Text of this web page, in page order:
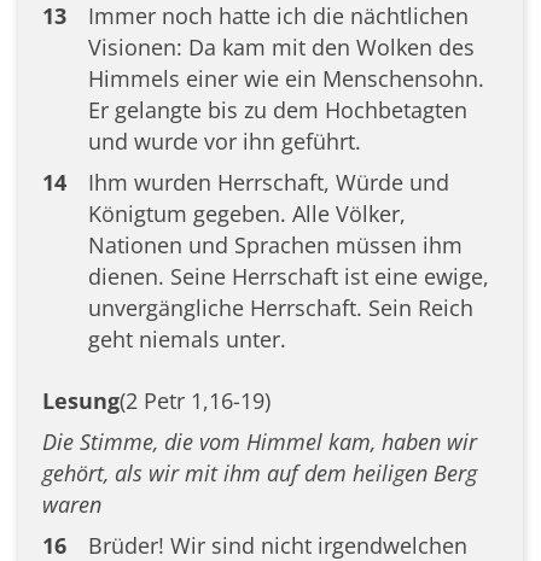
13
Immer noch hatte ich die nächtlichen
Visionen: Da kam mit den Wolken des
Himmels einer wie ein Menschensohn.
Er gelangte bis zu dem Hochbetagten
und wurde vor ihn geführt.
14
Ihm wurden Herrschaft, Würde und
Königtum gegeben. Alle Völker,
Nationen und Sprachen müssen ihm
dienen. Seine Herrschaft ist eine ewige,
unvergängliche Herrschaft. Sein Reich
geht niemals unter.
Lesung(2 Petr 1,16-19)
Die Stimme, die vom Himmel kam, haben wir
gehört, als wir mit ihm auf dem heiligen Berg
waren
16
Brüder! Wir sind nicht irgendwelchen